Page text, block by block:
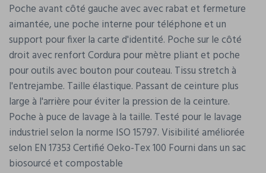
Poche avant côté gauche avec avec rabat et fermeture
aimantée, une poche interne pour téléphone et un
support pour fixer la carte d'identité. Poche sur le côté
droit avec renfort Cordura pour mètre pliant et poche
pour outils avec bouton pour couteau. Tissu stretch à
l'entrejambe. Taille élastique. Passant de ceinture plus
large à l'arrière pour éviter la pression de la ceinture.
Poche à puce de lavage à la taille. Testé pour le lavage
industriel selon la norme ISO 15797. Visibilité améliorée
selon EN 17353 Certifié Oeko-Tex 100 Fourni dans un sac
biosourcé et compostable